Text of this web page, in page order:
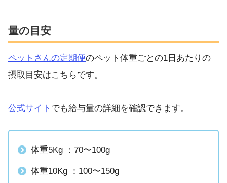
量の目安
ペットさんの定期便のペット体重ごとの1日あたりの
摂取目安はこちらです。
公式サイト でも給与量の詳細を確認できます。
体重5Kg ：70〜100g
体重10Kg ：100〜150g